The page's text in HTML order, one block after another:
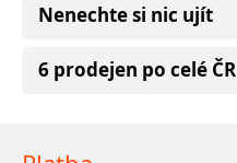
Nenechte si nic ujít
6 prodejen po celé ČR